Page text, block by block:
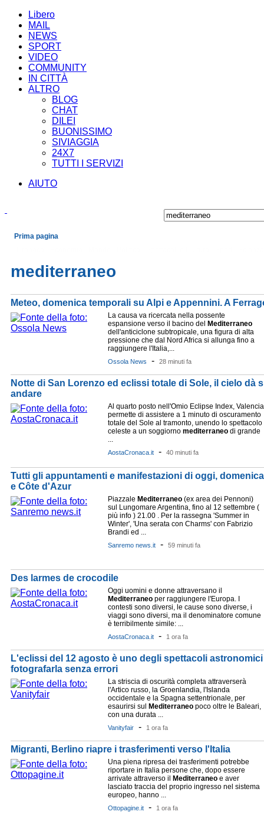
Libero
MAIL
NEWS
SPORT
VIDEO
COMMUNITY
IN CITTÀ
ALTRO
BLOG
CHAT
DILEI
BUONISSIMO
SIVIAGGIA
24X7
TUTTI I SERVIZI
AIUTO
Prima pagina
mediterraneo
Meteo, domenica temporali su Alpi e Appennini. A
La causa va ricercata nella possente
espansione verso il bacino del
Mediterraneo
dell'anticiclone subtropicale, una figura di alta
pressione che dal Nord Africa si allunga fino a
raggiungere l'Italia,...
Ossola News - 28 minuti fa
Notte di San Lorenzo ed eclissi totale di Sole, il cielo dà
andare
Al quarto posto nell'Omio Eclipse Index, Valencia
permette di assistere a 1 minuto di oscuramento
totale del Sole al tramonto, unendo lo spettacolo
celeste a un soggiorno mediterraneo di grande
...
AostaCronaca.it - 40 minuti fa
Tutti gli appuntamenti e manifestazioni di oggi,
e Côte d'Azur
Piazzale Mediterraneo (ex area dei Pennoni)
sul Lungomare Argentina, fino al 12 settembre (
più info ) 21.00 . Per la rassegna 'Summer in
Winter', 'Una serata con Charms' con Fabrizio
Brandi ed ...
Sanremo news.it - 59 minuti fa
Des larmes de crocodile
Oggi uomini e donne attraversano il
Mediterraneo per raggiungere l'Europa. I
contesti sono diversi, le cause sono diverse, i
viaggi sono diversi, ma il denominatore comune
è terribilmente simile: ...
AostaCronaca.it - 1 ora fa
L'eclissi del 12 agosto è uno degli spettacoli
fotografarla senza errori
La striscia di oscurità completa attraverserà
l'Artico russo, la Groenlandia, l'Islanda
occidentale e la Spagna settentrionale, per
esaurirsi sul
Mediterraneo poco oltre le Baleari,
con una durata ...
Vanityfair - 1 ora fa
Migranti, Berlino riapre i trasferimenti verso l'Italia
Una piena ripresa dei trasferimenti potrebbe
riportare in Italia persone che, dopo essere
arrivate attraverso il
Mediterraneo e aver
lasciato traccia del proprio ingresso nel sistema
europeo, hanno ...
Ottopagine.it - 1 ora fa